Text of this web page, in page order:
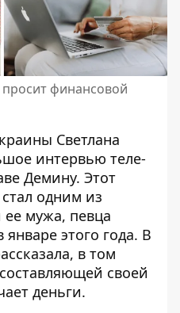
финансовой
Светлана
интервью теле-
Демину. Этот
одним из
ее мужа, певца
январе этого года. В
в том
своей
деньги.